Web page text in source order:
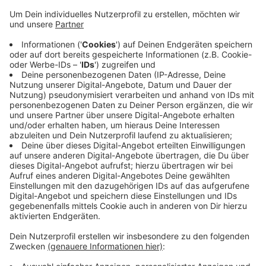
Anzeige
Im Winter sollen sie in der Werkstatt durchgecheckt
werden. Zum Schutz vor Vandalismus wurde jetzt ein
akustischer Alarm eingebaut, der losgehen soll, wenn
der Roller nicht korrekt benutzt wird. Die Stadtwerke
mussten ihr Angebot im Frühjahr einstellen, weil immer
wieder Roller beschädigt oder gestohlen wurden.
Eigentlich sollten die "KRuiser" schon im Sommer
wieder über die Straßen rollen - Lieferschwierigkeiten
hatten das Ganze aber verzögert.
Anzeige